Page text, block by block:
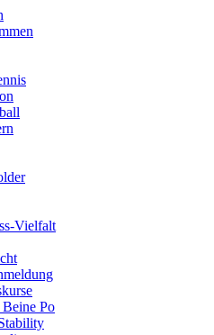
Vielfalt
Po